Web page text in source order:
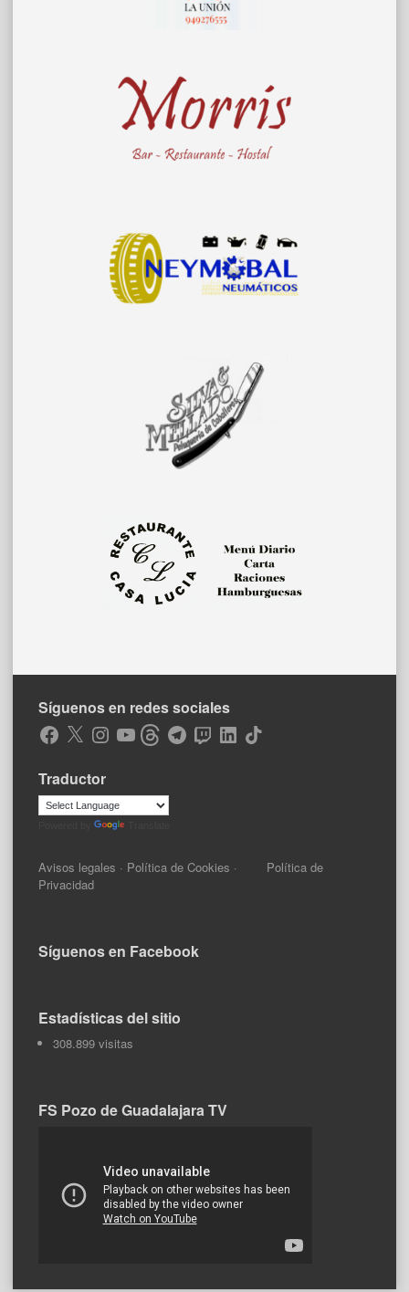
Síguenos en redes sociales
Facebook
X Instagram
YouTubeThreadsTelegramTwitchLinkedIn
TikTok
Traductor
Avisos legales · Política de Cookies · Política de
Privacidad
Síguenos en Facebook
Estadísticas del sitio
308.899 visitas
FS Pozo de Guadalajara TV